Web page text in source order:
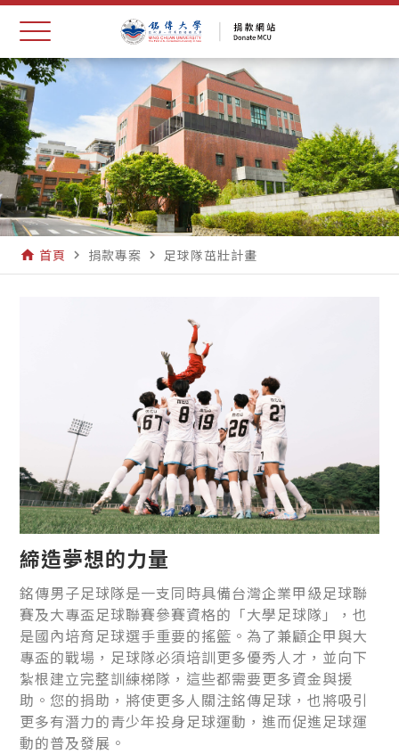
home 首頁 navigate_next 捐款專案 navigate_next 足球隊茁壯計畫
締造夢想的力量
銘傳男子足球隊是一支同時具備台灣企業甲級足球聯
賽及大專盃足球聯賽參賽資格的「大學足球隊」，也
是國內培育足球選手重要的搖籃。為了兼顧企甲與大
專盃的戰場，足球隊必須培訓更多優秀人才，並向下
紮根建立完整訓練梯隊，這些都需要更多資金與援
助。您的捐助，將使更多人關注銘傳足球，也將吸引
更多有潛力的青少年投身足球運動，進而促進足球運
動的普及發展。